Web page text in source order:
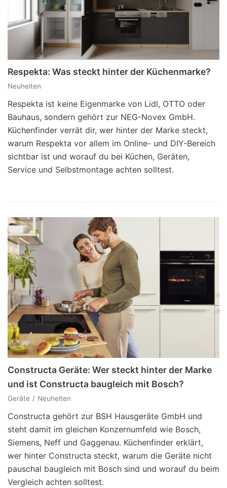
Respekta: Was steckt hinter der Küchenmarke?
Neuheiten
Respekta ist keine Eigenmarke von Lidl, OTTO oder
Bauhaus, sondern gehört zur NEG-Novex GmbH.
Küchenfinder verrät dir, wer hinter der Marke steckt,
warum Respekta vor allem im Online- und DIY-Bereich
sichtbar ist und worauf du bei Küchen, Geräten,
Service und Selbstmontage achten solltest.
Constructa Geräte: Wer steckt hinter der Marke
und ist Constructa baugleich mit Bosch?
Geräte Neuheiten
Constructa gehört zur BSH Hausgeräte GmbH und
steht damit im gleichen Konzernumfeld wie Bosch,
Siemens, Neff und Gaggenau. Küchenfinder erklärt,
wer hinter Constructa steckt, warum die Geräte nicht
pauschal baugleich mit Bosch sind und worauf du beim
Vergleich achten solltest.